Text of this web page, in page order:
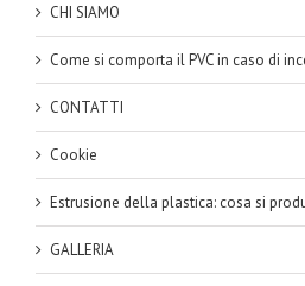
CHI SIAMO
Come si comporta il PVC in caso di
CONTATTI
Cookie
Estrusione della plastica: cosa si
GALLERIA